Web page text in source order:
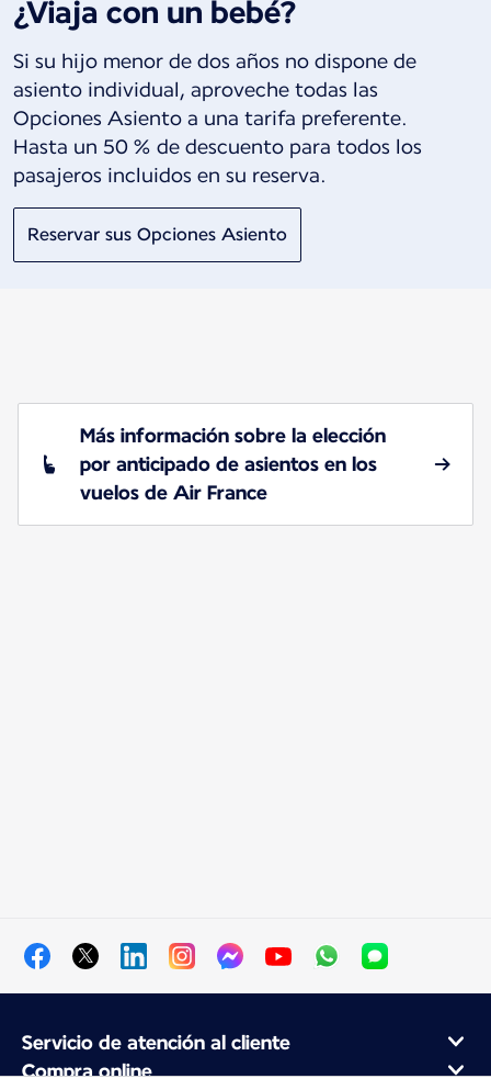
¿Viaja con un bebé?
Si su hijo menor de dos años no dispone de
asiento individual, aproveche todas las
Opciones Asiento a una tarifa preferente.
Hasta un 50 % de descuento para todos los
pasajeros incluidos en su reserva.
Reservar sus Opciones Asiento
Más información sobre la elección
por anticipado de asientos en los
vuelos de Air France
Servicio de atención al cliente
Compra online